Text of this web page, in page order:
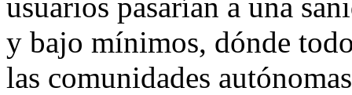
y bajo mínimos, dónde
las comunidades